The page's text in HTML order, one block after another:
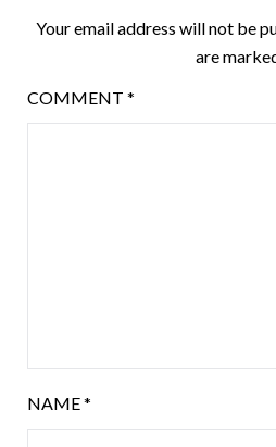
Your email address will not be
are
COMMENT *
NAME*